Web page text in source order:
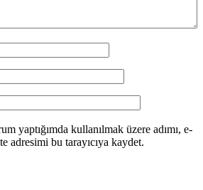
yaptığımda kullanılmak üzere adımı, e-
adresimi bu tarayıcıya kaydet.